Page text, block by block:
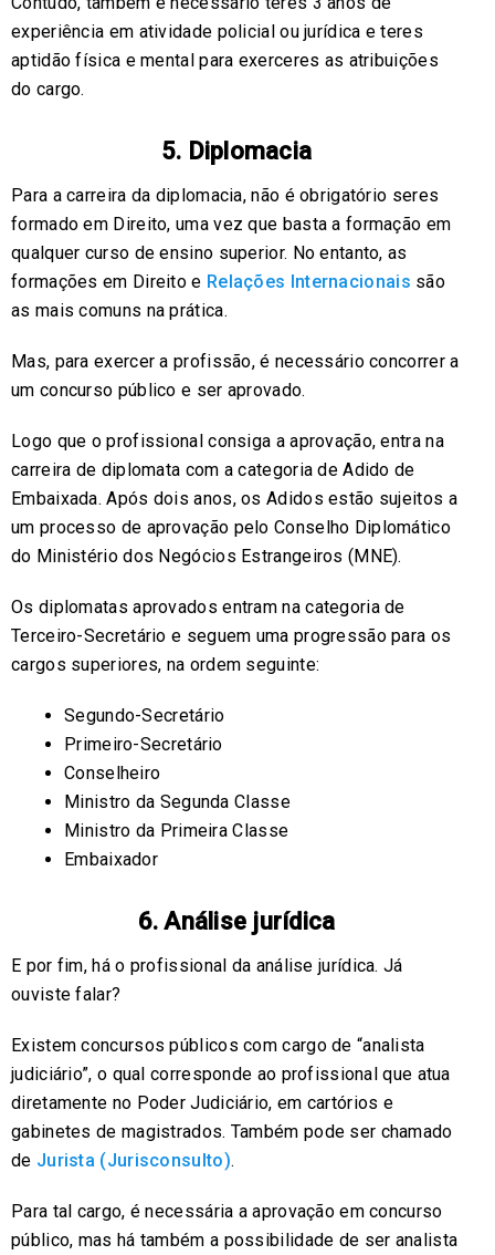
experiência em atividade policial ou jurídica e teres
aptidão física e mental para exerceres as atribuições
do cargo.
5. Diplomacia
Para a carreira da diplomacia, não é obrigatório seres
formado em Direito, uma vez que basta a formação em
qualquer curso de ensino superior. No entanto, as
formações em Direito e Relações Internacionais são
as mais comuns na prática.
Mas, para exercer a profissão, é necessário concorrer a
um concurso público e ser aprovado.
Logo que o profissional consiga a aprovação, entra na
carreira de diplomata com a categoria de Adido de
Embaixada. Após dois anos, os Adidos estão sujeitos a
um processo de aprovação pelo Conselho Diplomático
do Ministério dos Negócios Estrangeiros (MNE).
Os diplomatas aprovados entram na categoria de
Terceiro-Secretário e seguem uma progressão para os
cargos superiores, na ordem seguinte:
Segundo-Secretário
Primeiro-Secretário
Conselheiro
Ministro da Segunda Classe
Ministro da Primeira Classe
Embaixador
6. Análise jurídica
E por fim, há o profissional da análise jurídica. Já
ouviste falar?
Existem concursos públicos com cargo de “analista
judiciário”, o qual corresponde ao profissional que atua
diretamente no Poder Judiciário, em cartórios e
gabinetes de magistrados. Também pode ser chamado
de Jurista (Jurisconsulto).
Para tal cargo, é necessária a aprovação em concurso
público, mas há também a possibilidade de ser analista